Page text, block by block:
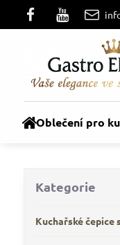
Oblečení pro
Kategorie
Kuchařské čepice